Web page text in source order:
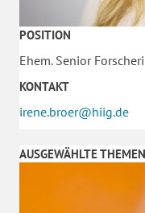
POSITION
Ehem. Senior
KONTAKT
irene.broer@hiig.de
AUSGEWÄHLTE